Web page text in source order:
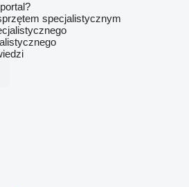
specjalistycznym